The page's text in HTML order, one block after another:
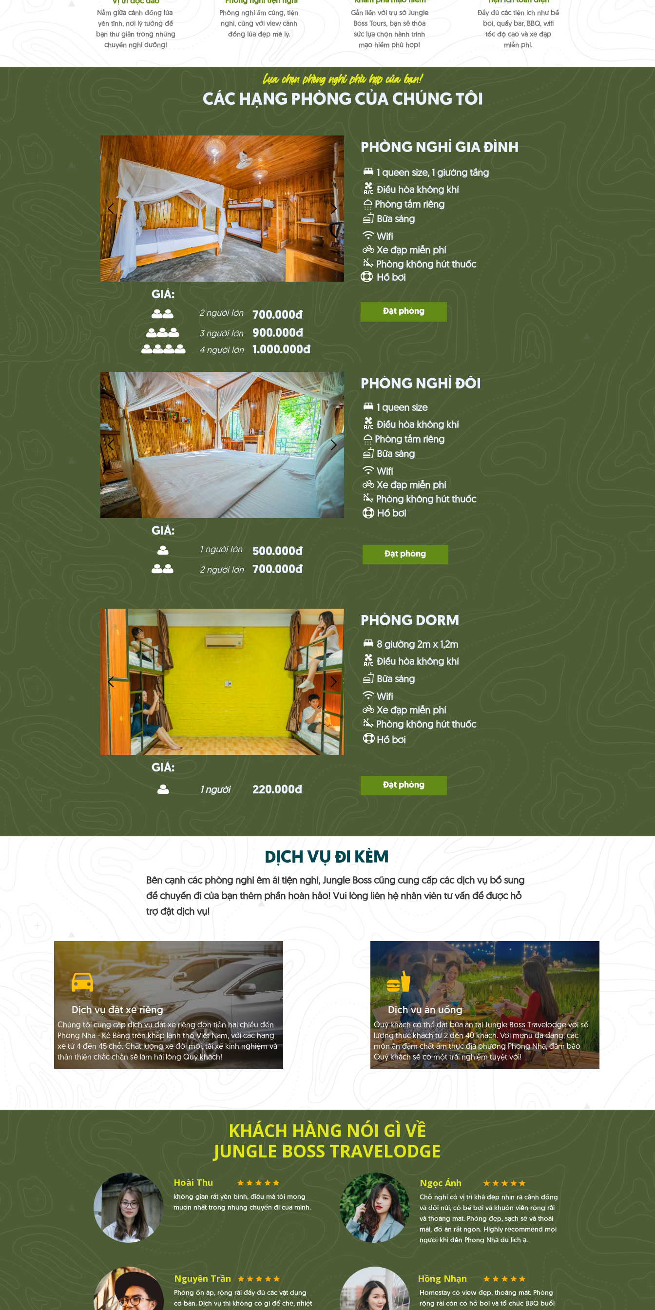
Nằm giữa cánh đồng lúa
yên tĩnh, nơi lý tưởng để
bạn thư giãn trong những
chuyến nghỉ dưỡng!
Phòng nghỉ ấm cúng, tiện
nghi, cùng với view cánh
đồng lúa đẹp mê ly.
Gắn liền với trụ sở Jungle
Boss Tours, bạn sẽ thỏa
sức lựa chọn hành trình
mạo hiểm phù hợp!
Đầy đủ các tiện ích như bể
bơi, quầy bar, BBQ, wifi
tốc độ cao và xe đạp
miễn phí.
Đặt phòng
PHÒNG NGHỈ GIA ĐÌNH
GIÁ:
3 người lớn
2 người lớn
4 người lớn
900.000đ
700.000đ
1.000.000đ
Lựa chọn phòng nghỉ phù hợp của bạn!
CÁC HẠNG PHÒNG CỦA CHÚNG TÔI
1 queen size, 1 giường tầng
Điều hòa không khí
Phòng tắm riêng
Bữa sáng
Wifi
Xe đạp miễn phí
Phòng không hút thuốc
Hồ bơi
GIÁ:
2 người lớn 700.000đ
1 người lớn 500.000đ
PHÒNG NGHỈ ĐÔI
1 queen size
Phòng tắm riêng
Điều hòa không khí
Bữa sáng
Wifi
Xe đạp miễn phí
Phòng không hút thuốc
Hồ bơi
Đặt phòng
Đặt phòng
PHÒNG DORM
Điều hòa không khí
8 giường 2m x 1,2m
Bữa sáng
Wifi
Xe đạp miễn phí
Phòng không hút thuốc
Hồ bơi
GIÁ:
220.000đ
1 người
Chúng tôi cung cấp dịch vụ đặt xe riêng đón tiễn hai chiều đến
Phong Nha - Kẻ Bàng trên khắp lãnh thổ Việt Nam, với các hạng
xe từ 4 đến 45 chỗ. Chất lượng xe đời mới, tài xế kinh nghiệm và
thân thiện chắc chắn sẽ làm hài lòng Quý khách!
Dịch vụ đặt xe riêng
DỊCH VỤ ĐI KÈM
Bên cạnh các phòng nghỉ êm ái tiện nghi, Jungle Boss cũng cung cấp các dịch vụ bổ sung
để chuyến đi của bạn thêm phần hoàn hảo! Vui lòng liên hệ nhân viên tư vấn để được hỗ
trợ đặt dịch vụ!
Quý khách có thể đặt bữa ăn tại Jungle Boss Travelodge với số
lượng thực khách từ 2 đến 40 khách. Với menu đa dạng, các
món ăn đậm chất ẩm thực địa phương Phong Nha, đảm bảo
Quý khách sẽ có một trải nghiệm tuyệt vời!
Dịch vụ ăn uống
KHÁCH HÀNG NÓI GÌ VỀ
JUNGLE BOSS TRAVELODGE
không gian rất yên bình, điều mà tôi mong
muốn nhất trong những chuyến đi của mình.
Hoài Thu
Chỗ nghỉ có vị trí khá đẹp nhìn ra cánh đồng
và đồi núi, có bể bơi và khuôn viên rộng rãi
và thoáng mát. Phòng đẹp, sạch sẽ và thoải
mái, đồ ăn rất ngon. Highly recommend mọi
người khi đến Phong Nha du lịch ạ.
Ngọc Ánh
Hồng Nhạn
Homestay có view đẹp, thoáng mát. Phòng
rộng rãi còn có hồ bơi và tổ chức BBQ buổi
Phòng ổn áp, rộng rãi đầy đủ các vật dụng
cơ bản. Dịch vụ thì không có gì để chê, nhiệt
Nguyên Trần